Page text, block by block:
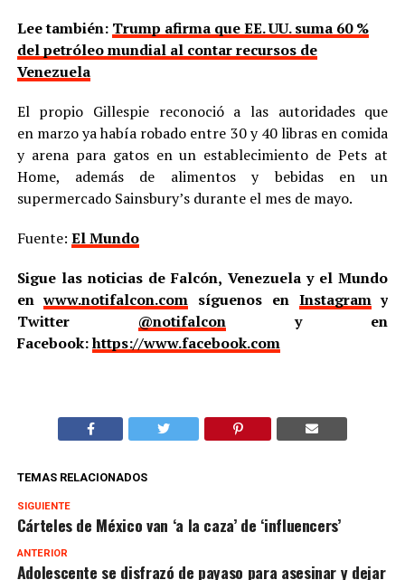
Lee también: Trump afirma que EE. UU. suma 60 %
del petróleo mundial al contar recursos de
Venezuela
El propio Gillespie reconoció a las autoridades que
en marzo ya había robado entre 30 y 40 libras en comida
y arena para gatos en un establecimiento de Pets at
Home, además de alimentos y bebidas en un
supermercado Sainsbury’s durante el mes de mayo.
Fuente: El Mundo
Sigue las noticias de Falcón, Venezuela y el Mundo
enwww.notifalcon.com síguenos en Instagramy
Twitter @notifalcony en
Facebook:https://www.facebook.com
TEMAS RELACIONADOS
SIGUIENTE
Cárteles de México van ‘a la caza’ de ‘influencers’
ANTERIOR
Adolescente se disfrazó de payaso para asesinar y dejar